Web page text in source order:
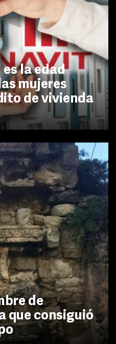
la edad
mujeres
de vivienda
de
que consiguió